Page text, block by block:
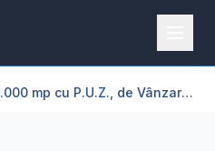
Teren 150.000 mp cu P.U.Z., de Vânzare, Oportunitate de Investiții